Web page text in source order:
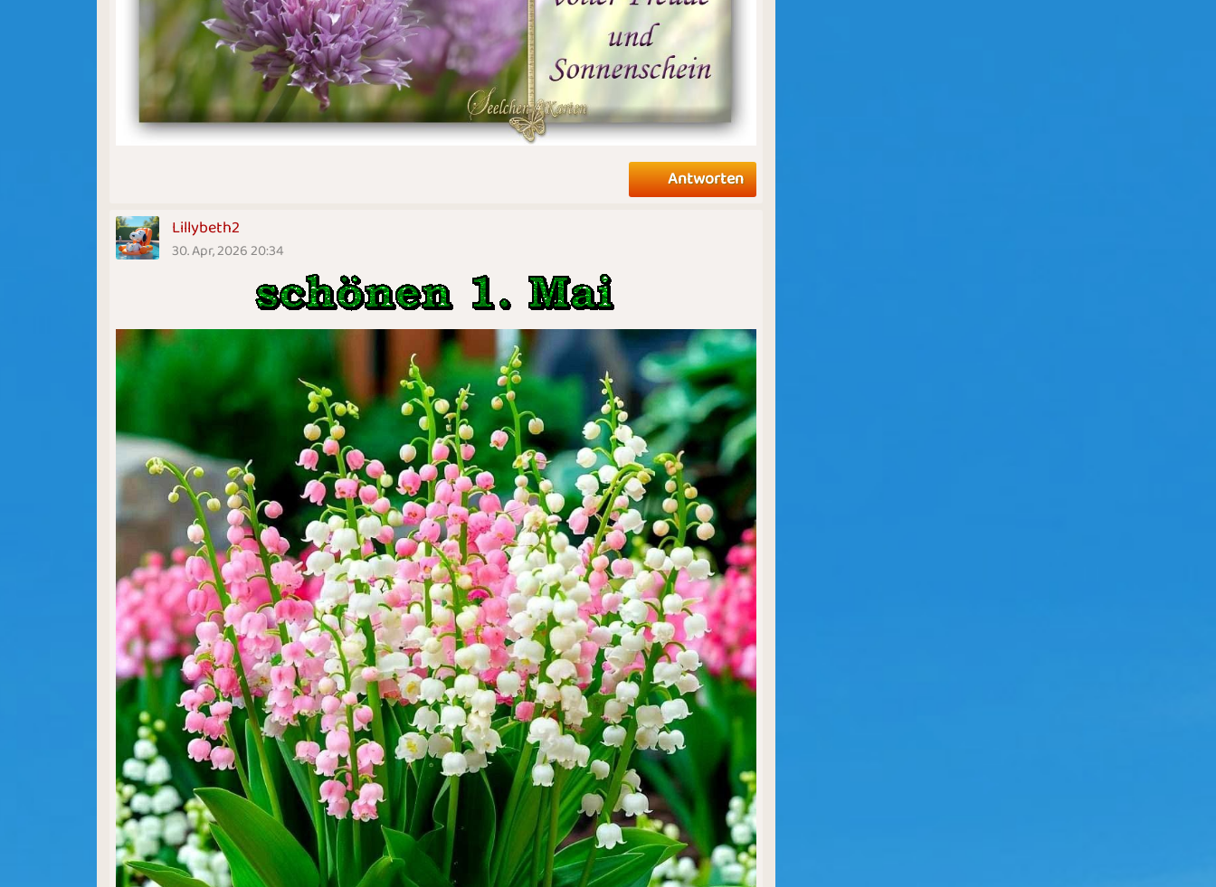
Antworten
Lillybeth2
30. Apr, 2026 20:34